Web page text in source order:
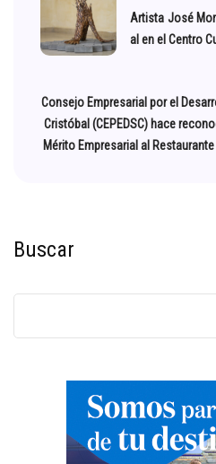
Artista José
al en el Centro
Consejo Empresarial por el
Cristóbal (CEPEDSC) hace
Mérito Empresarial al
Buscar